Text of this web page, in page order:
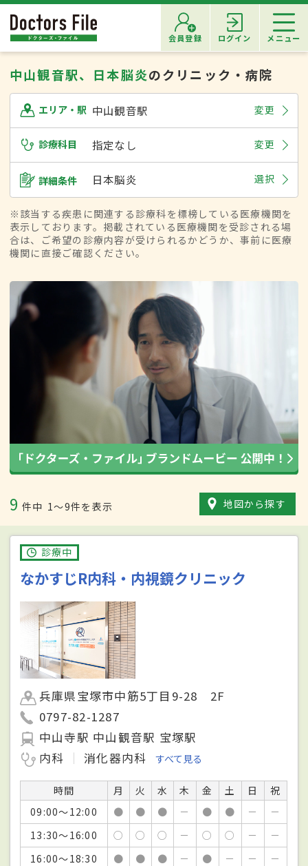
会員登録 ログイン メニュー
中山観音駅、日本脳炎のクリニック・病院
エリア・駅 中山観音駅 変更
診療科目 指定なし 変更
詳細条件 日本脳炎 選択
※該当する疾患に関連する診療科を標榜している医療機関を
表示しております。掲載されている医療機関を受診される場
合は、ご希望の診療内容が受けられるかどうか、事前に医療
機関に直接ご確認ください。
9 件中 1〜9件を表示 地図から探す
診療中
なかすじR内科・内視鏡クリニック
兵庫県宝塚市中筋5丁目9-28 2F
0797-82-1287
中山寺駅 中山観音駅 宝塚駅
内科
消化器内科 すべて見る
時間 月 火 水 木 金 土 日
祝
09:00～12:00
● ● ● － ● ● －
－
13:30～16:00
○ ○ ○ － ○ ○ －
－
16:00～18:30
● ● ● － ● － －
－